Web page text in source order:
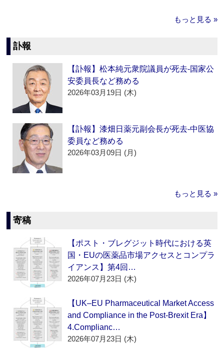
もっと見る »
訃報
【訃報】松本純元衆院議員が死去‐国家公
安委員長など務める
2026年03月19日 (木)
【訃報】漆畑日薬元副会長が死去‐中医協
委員など務める
2026年03月09日 (月)
もっと見る »
寄稿
【ポスト・ブレグジット時代における英
国・EUの医薬品市場アクセスとコンプラ
イアンス】第4回…
2026年07月23日 (木)
【UK–EU Pharmaceutical Market Access
and Compliance in the Post-Brexit Era】
4.Complianc…
2026年07月23日 (木)